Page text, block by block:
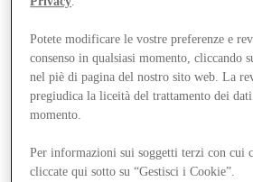
Potete modificare le vostre preferenze e
consenso in qualsiasi momento, cliccando
nel piè di pagina del nostro sito web. La
pregiudica la liceità del trattamento dei
momento.
Per informazioni sui soggetti terzi con cui
cliccate qui sotto su “Gestisci i Cookie”.